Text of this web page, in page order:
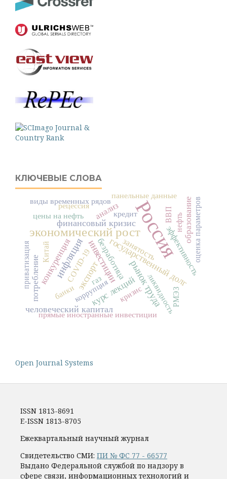
КЛЮЧЕВЫЕ СЛОВА
Россия
экономический рост
инфляция
рынок труда
инвестициигосударственный долг
финансовый кризис
курс лекций
конкуренцияэкспорт
человеческий капитал
эффективность
образование
занятость
потребление безработица
анализ
Китай оценка параметров
ликвидность
прямые иностранные инвестиции
COVID-19
виды временных рядов
газ
кризис
панельные данные
приватизация
цены на нефть нефть
банкикоррупция РМЭЗ
ВВП
рецессия
кредит
Open Journal Systems
ISSN 1813-8691
E-ISSN 1813-8705
Ежеквартальный научный журнал
Свидетельство СМИ: ПИ № ФС 77 - 66577
Выдано Федеральной службой по надзору в
сфере связи, информационных технологий и